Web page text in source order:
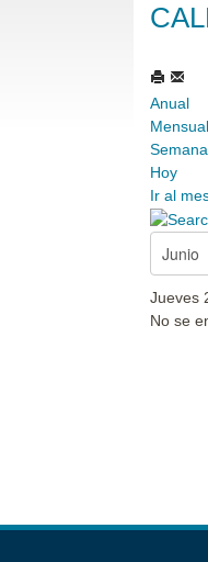
Anual
Mensual
Hoy
Ir al
Jueves
No se